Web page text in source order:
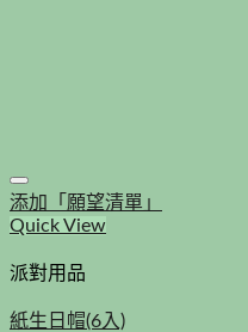
添加「願望清單」
Quick View
派對用品
紙生日帽(6入)